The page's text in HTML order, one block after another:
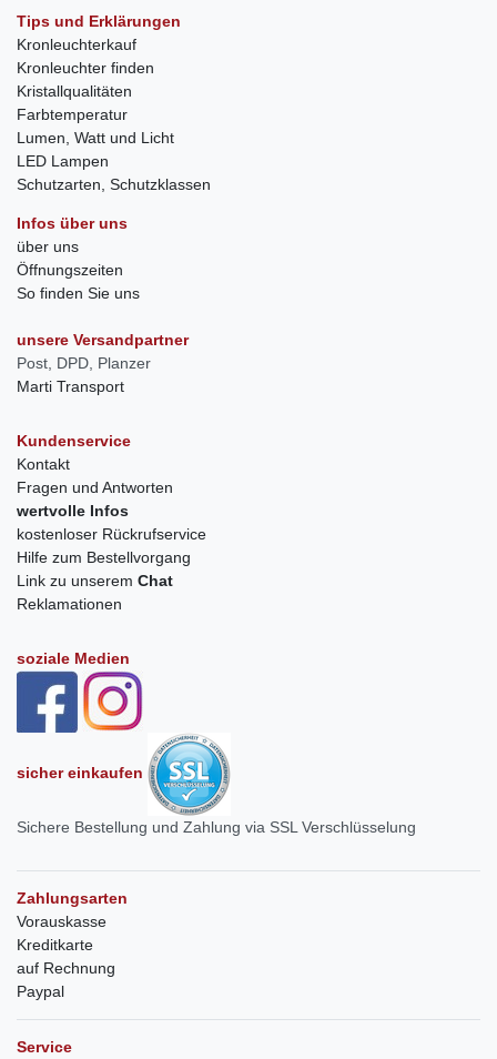
Tips und Erklärungen
Kronleuchterkauf
Kronleuchter finden
Kristallqualitäten
Farbtemperatur
Lumen, Watt und Licht
LED Lampen
Schutzarten, Schutzklassen
Infos über uns
über uns
Öffnungszeiten
So finden Sie uns
unsere Versandpartner
Post, DPD, Planzer
Marti Transport
Kundenservice
Kontakt
Fragen und Antworten
wertvolle Infos
kostenloser Rückrufservice
Hilfe zum Bestellvorgang
Link zu unserem Chat
Reklamationen
soziale Medien
sicher einkaufen
Sichere Bestellung und Zahlung via SSL Verschlüsselung
Zahlungsarten
Vorauskasse
Kreditkarte
auf Rechnung
Paypal
Service